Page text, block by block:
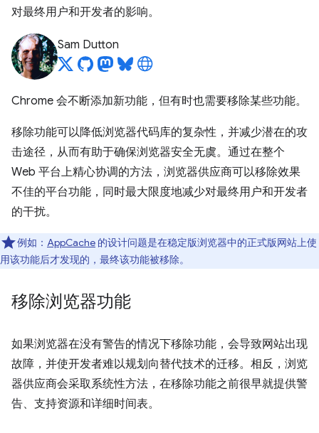
对最终用户和开发者的影响。
Sam Dutton
Chrome 会不断添加新功能，但有时也需要移除某些功能。
移除功能可以降低浏览器代码库的复杂性，并减少潜在的攻
击途径，从而有助于确保浏览器安全无虞。通过在整个
Web 平台上精心协调的方法，浏览器供应商可以移除效果
不佳的平台功能，同时最大限度地减少对最终用户和开发者
的干扰。
例如： AppCache 的设计问题是在稳定版浏览器中的正式版网站上使
用该功能后才发现的，最终该功能被移除。
移除浏览器功能
如果浏览器在没有警告的情况下移除功能，会导致网站出现
故障，并使开发者难以规划向替代技术的迁移。相反，浏览
器供应商会采取系统性方法，在移除功能之前很早就提供警
告、支持资源和详细时间表。